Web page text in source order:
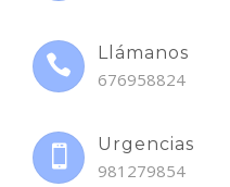
Llámanos
676958824
Urgencias
981279854